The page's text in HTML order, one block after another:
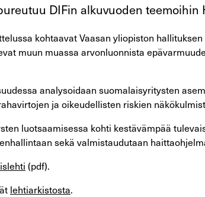
DIFin alkuvuoden
kohtaavat Vaasan yliopiston
muun muassa arvonluonnista
analysoidaan suomalaisyritysten
ja oikeudellisten riskien
luotsaamisessa kohti kestävämpää
sekä valmistaudutaan
(pdf).
lehtiarkistosta.